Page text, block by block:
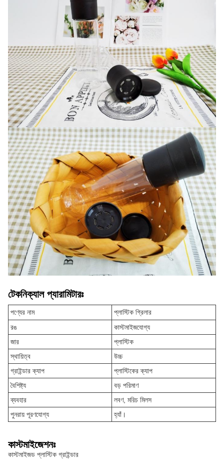
টেকনিক্যাল প্যারামিটারঃ
পণ্যের নাম
প্লাস্টিক গ্রিলার
রঙ
কাস্টমাইজযোগ্য
জার
প্লাস্টিক
স্থায়িত্ব
উচ্চ
গ্রাইন্ডার ক্যাপ
প্লাস্টিকের ক্যাপ
বৈশিষ্ট্য
বড় পরিমাণ
ব্যবহার
লবণ, মরিচ মিলস
পুনরায় পূরণযোগ্য
হ্যাঁ।
কাস্টমাইজেশনঃ
কাস্টমাইজড প্লাস্টিক গ্রাইন্ডার